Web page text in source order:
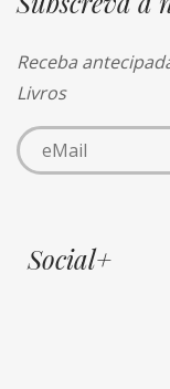
Receba
Livros
Social+